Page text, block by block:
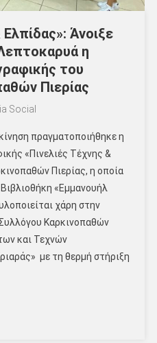
Άνοιξε
η
του
Πιερίας
Social
πραγματοποιήθηκε η
«Πινελιές Τέχνης &
Πιερίας, η οποία
«Εμμανουήλ
χάρη στην
Καρκινοπαθών
και Τεχνών
με τη θερμή στήριξη